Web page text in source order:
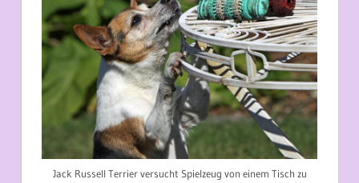
Jack Russell Terrier versucht Spielzeug von einem Tisch zu